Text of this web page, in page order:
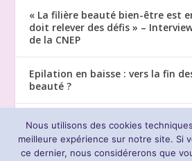
« La filière beauté bien-être est
doit relever des défis » –
de la CNEP
Epilation en baisse : vers la fin
beauté ?
CNEP : « L’esthétique est un
le reconnaitre »
Nous utilisons des cookies
meilleure expérience sur notre site. Si
ce dernier, nous considérerons que